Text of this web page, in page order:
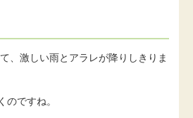
、激しい雨とアラレが降りしきりま
のですね。